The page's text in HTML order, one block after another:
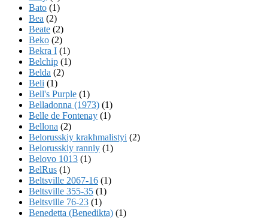
Bato (1)
Bea (2)
Beate (2)
Beko (2)
Bekra I (1)
Belchip (1)
Belda (2)
Beli (1)
Bell's Purple (1)
Belladonna (1973) (1)
Belle de Fontenay (1)
Bellona (2)
Belorusskiy krakhmalistyi (2)
Belorusskiy ranniy (1)
Belovo 1013 (1)
BelRus (1)
Beltsville 2067-16 (1)
Beltsville 355-35 (1)
Beltsville 76-23 (1)
Benedetta (Benedikta) (1)